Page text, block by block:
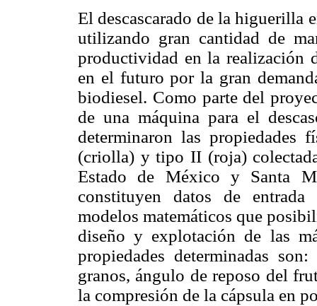
El descascarado de la higuerilla
utilizando gran cantidad de
productividad en la realización
en el futuro por la gran
biodiesel. Como parte del
de una máquina para el
determinaron las propiedades
(criolla) y tipo II (roja)
Estado de México y Santa
constituyen datos de
modelos matemáticos que
diseño y explotación de las
propiedades determinadas
granos, ángulo de reposo del
la compresión de la cápsula en